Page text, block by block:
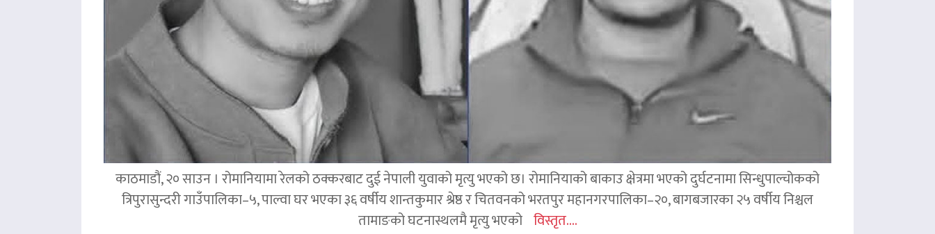
काठमाडौं, २० साउन । रोमानियामा रेलको ठक्करबाट दुई नेपाली युवाको मृत्यु भएको छ। रोमानियाको बाकाउ क्षेत्रमा भएको दुर्घटनामा सिन्धुपाल्चोकको
त्रिपुरासुन्दरी गाउँपालिका–५, पाल्वा घर भएका ३६ वर्षीय शान्तकुमार श्रेष्ठ र चितवनको भरतपुर महानगरपालिका–२०, बागबजारका २५ वर्षीय निश्चल
तामाङको घटनास्थलमै मृत्यु भएको विस्तृत....